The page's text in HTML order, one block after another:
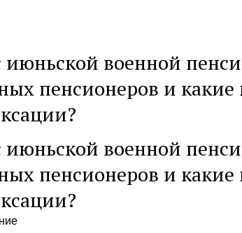
июньской военной
пенсионеров и какие
июньской военной
пенсионеров и какие